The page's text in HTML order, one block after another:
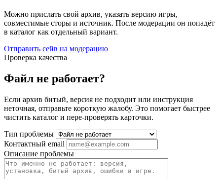
Можно прислать свой архив, указать версию игры,
совместимые сторы и источник. После модерации он попадёт
в каталог как отдельный вариант.
Отправить сейв на модерацию
Проверка качества
Файл не работает?
Если архив битый, версия не подходит или инструкция
неточная, отправьте короткую жалобу. Это помогает быстрее
чистить каталог и пере-проверять карточки.
Тип проблемы
Контактный email
Описание проблемы